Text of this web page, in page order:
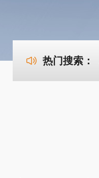
热门搜索：